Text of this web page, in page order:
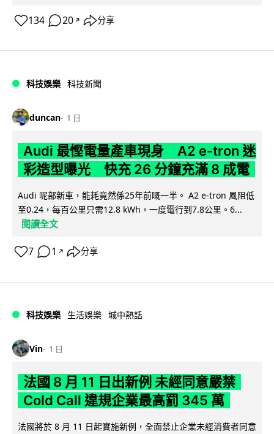
134 20 ↗ 分享
科技娛樂 科技新聞
duncan 1 日
Audi 最慳電量產車現身 A2 e-tron 迷
彩造型曝光 快充 26 分鐘充滿 8 成電
Audi 呢部新車，能耗竟然係25年前嘅一半。 A2 e-tron 風阻低
至0.24，每百公里只需12.8 kWh，一度電行到7.8公里。6...
閱讀全文
7 1 ↗ 分享
科技娛樂 生活娛樂 城中熱話
Vin 1 日
法國 8 月 11 日出新例 未經同意嚴禁
Cold Call 違規企業最高罰 345 萬
法國將於 8 月 11 日起實施新例，全面禁止企業未經消費者同意